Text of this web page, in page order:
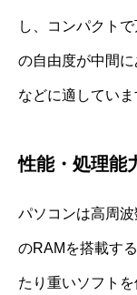
し、コンパクト
の自由度が中間
などに適していま
性能・処理能
パソコンは高周
のRAMを搭載す
たり重いソフト